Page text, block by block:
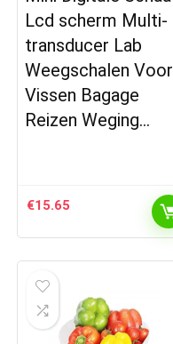
Lcd scherm Multi-
transducer Lab
Weegschalen Voor
Vissen Bagage
Reizen Weging…
€15.65